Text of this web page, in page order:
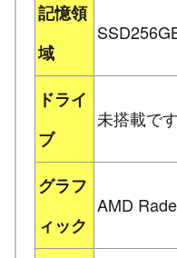
記憶領
域
ドライ
ブ
未搭載です
グラフ
ィック
AMD